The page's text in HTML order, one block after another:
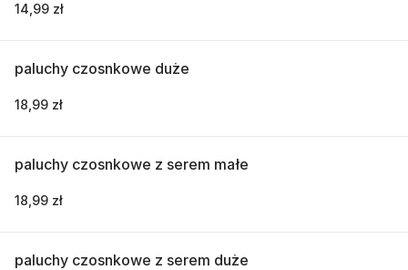
14,99 zł
paluchy czosnkowe duże
18,99 zł
paluchy czosnkowe z serem małe
18,99 zł
paluchy czosnkowe z serem duże